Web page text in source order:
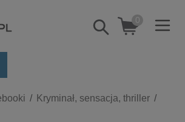
Pokaż/schowaj
wyszukiwarkę
0
prasa
Kryminał, sensacja, thriller